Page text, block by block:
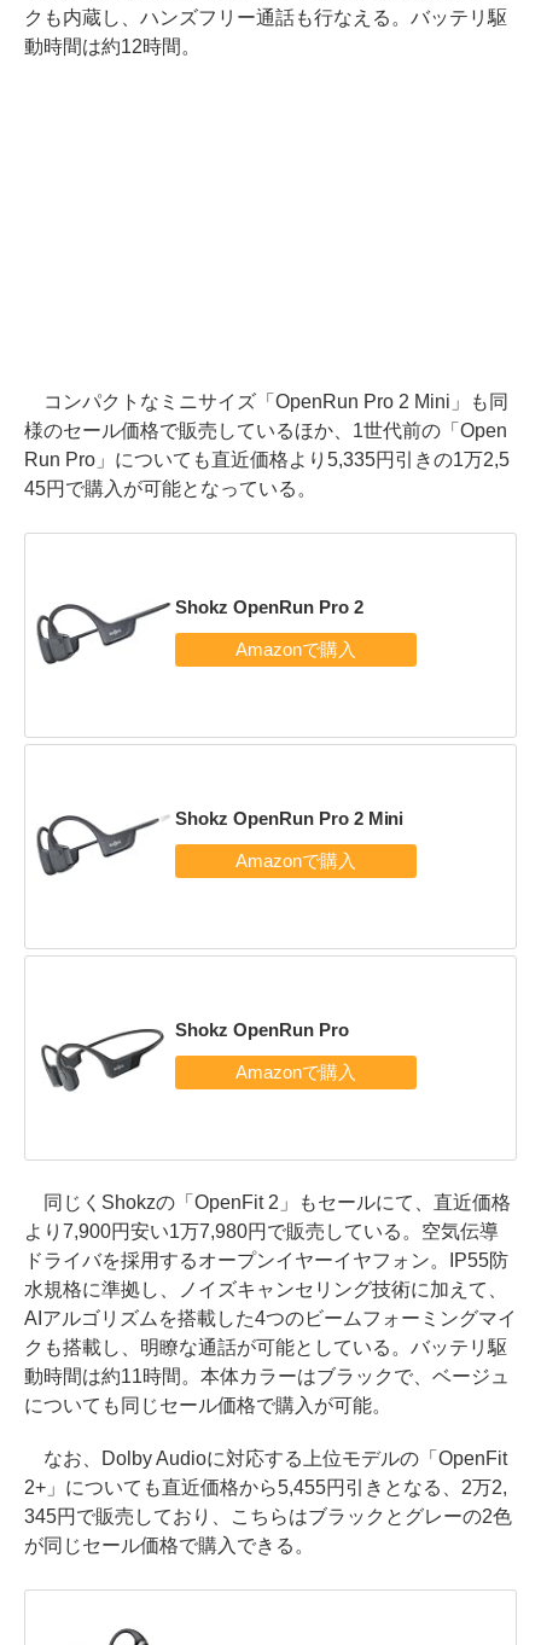
クも内蔵し、ハンズフリー通話も行なえる。バッテリ駆
動時間は約12時間。
コンパクトなミニサイズ「OpenRun Pro 2 Mini」も同
様のセール価格で販売しているほか、1世代前の「Open
Run Pro」についても直近価格より5,335円引きの1万2,5
45円で購入が可能となっている。
Shokz OpenRun Pro 2
Shokz OpenRun Pro 2 Mini
Shokz OpenRun Pro
同じくShokzの「OpenFit 2」もセールにて、直近価格
より7,900円安い1万7,980円で販売している。空気伝導
ドライバを採用するオープンイヤーイヤフォン。IP55防
水規格に準拠し、ノイズキャンセリング技術に加えて、
AIアルゴリズムを搭載した4つのビームフォーミングマイ
クも搭載し、明瞭な通話が可能としている。バッテリ駆
動時間は約11時間。本体カラーはブラックで、ベージュ
についても同じセール価格で購入が可能。
なお、Dolby Audioに対応する上位モデルの「OpenFit
2+」についても直近価格から5,455円引きとなる、2万2,
345円で販売しており、こちらはブラックとグレーの2色
が同じセール価格で購入できる。